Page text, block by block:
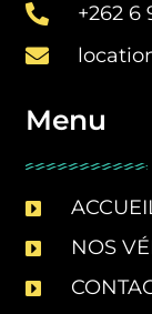
+262 6
Menu
NOS